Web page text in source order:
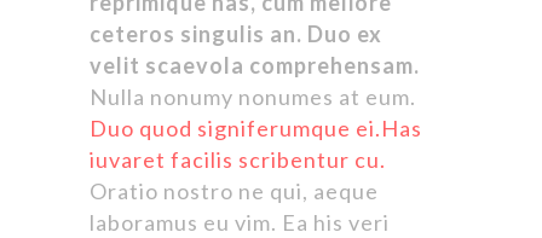
ceteros singulis an. Duo ex
velit scaevola comprehensam.
Nulla nonumy nonumes at eum.
Duo quod signiferumque ei.Has
iuvaret facilis scribentur cu.
Oratio nostro ne qui, aeque
laboramus eu vim. Ea his veri